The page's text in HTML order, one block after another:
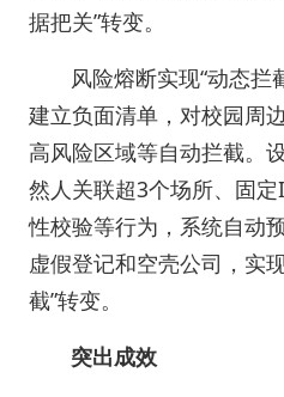
据把关”转变。
风险熔断实现“动态拦
建立负面清单，对校园周
高风险区域等自动拦截。
然人关联超3个场所、固
性校验等行为，系统自动
虚假登记和空壳公司，实
截”转变。
突出成效